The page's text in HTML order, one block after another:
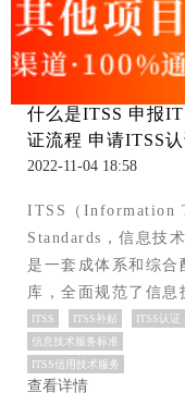
什么是ITSS 申报
证流程 申请ITSS
2022-11-04 18:58
ITSS（Information
Standards，信息技
是一套成体系和综
库，全面规范了信
ITSS ITSS补贴
ITSS认证
信息技术服务标准
ITSS信用技术服务
查看详情